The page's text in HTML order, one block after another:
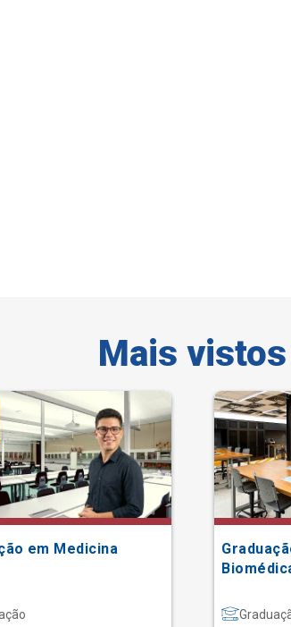
Mais vistos
em Medicina